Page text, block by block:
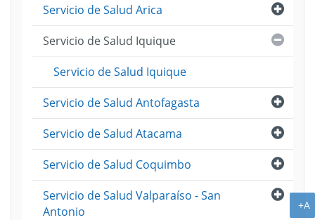
Abrir
Servicio de Salud Arica
Servicio de Salud Iquique
Servicio de Salud Iquique
Abrir
Servicio de Salud Antofagasta
Abrir
Servicio de Salud Atacama
Abrir
Servicio de Salud Coquimbo
Abrir
Servicio de Salud Valparaíso - San
Antonio
+A